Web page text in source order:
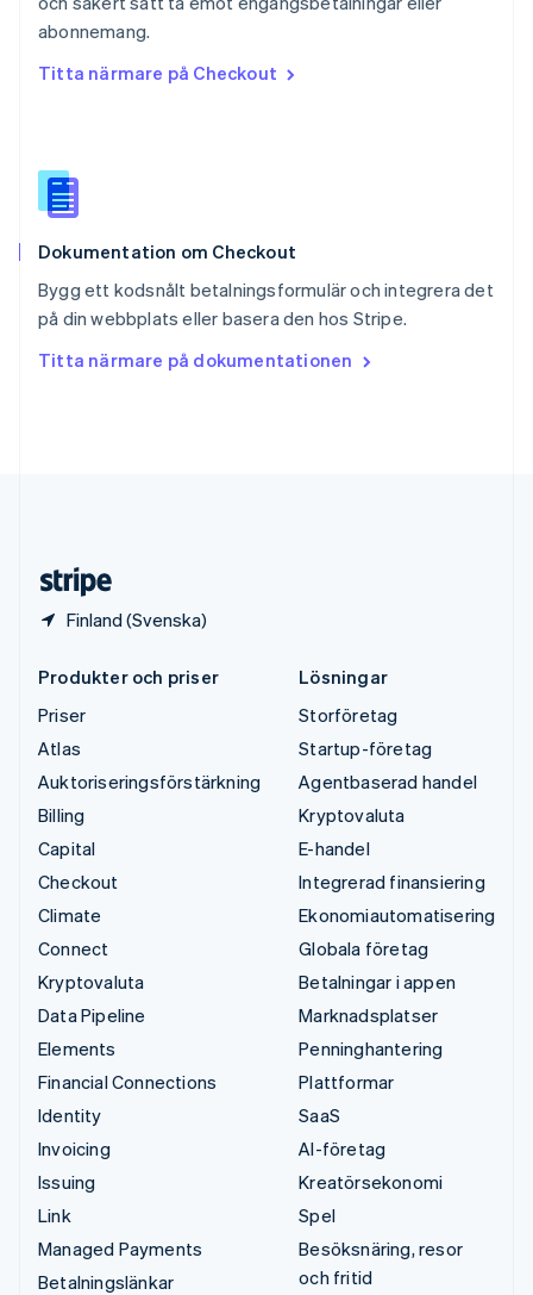
abonnemang.
Titta närmare på Checkout
Dokumentation om Checkout
Bygg ett kodsnålt betalningsformulär och integrera det
på din webbplats eller basera den hos Stripe.
Titta närmare på dokumentationen
Finland (Svenska)
English简体中文
English
Español
Storbritannien
Sverige
Thailand
ไทยEnglish
English
Produkter och priser
Priser
Atlas
Auktoriseringsförstärkning
Billing
Capital
Checkout
Climate
Connect
Kryptovaluta
Data Pipeline
Elements
Financial Connections
Identity
Invoicing
Issuing
Link
Managed Payments
Betalningslänkar
Lösningar
Storföretag
Startup-företag
Agentbaserad handel
Kryptovaluta
E-handel
Integrerad finansiering
Ekonomiautomatisering
Globala företag
Betalningar i appen
Marknadsplatser
Penninghantering
Plattformar
SaaS
AI-företag
Kreatörsekonomi
Spel
Besöksnäring, resor
och fritid